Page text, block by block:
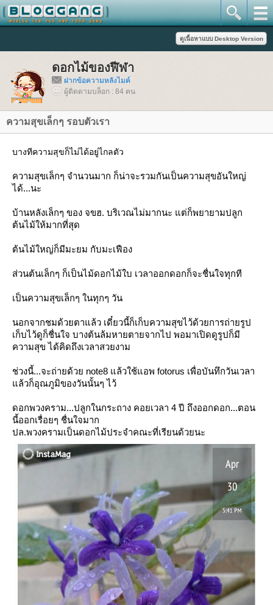
ดอกไม้ของฬีฬา
ฝากข้อความหลังไมค์
ผู้ติดตามบล็อก : 84 คน
ความสุขเล็กๆ รอบตัวเรา
บางทีความสุขก็ไม่ได้อยู่ไกลตัว
ความสุขเล็กๆ จำนวนมาก ก็น่าจะรวมกันเป็นความสุขอันใหญ่
ได้...นะ
บ้านหลังเล็กๆ ของ จขฮ. บริเวณไม่มากนะ แต่ก็พยายามปลูก
ต้นไม้ให้มากที่สุด
ต้นไม้ใหญ่ก็มีมะยม กับมะเฟือง
ส่วนต้นเล็กๆ ก็เป็นไม้ดอกไม้ใบ เวลาออกดอกก็จะชื่นใจทุกที
เป็นความสุขเล็กๆ ในทุกๆ วัน
นอกจากชมด้วยตาแล้ว เดี๋ยวนี้ก็เก็บความสุขไว้ด้วยการถ่ายรูป
เก็บไว้ดูก็ชื่นใจ บางต้นล้มหายตายจากไป พอมาเปิดดูรูปก็มี
ความสุข ได้คิดถึงเวลาสวยงาม
ช่วงนี้...จะถ่ายด้วย note8 แล้วใช้แอพ fotorus เพื่อบันทึกวันเวลา
ล้วก็อุณภูมิของวันนั้นๆ ไว้
ดอกพวงคราม...ปลูกในกระถาง คอยเวลา 4 ปี ถึงออกดอก...ตอน
นี้ออกเรื่อยๆ ชื่นใจมาก
ปล.พวงครามเป็นดอกไม้ประจำคณะที่เรียนด้วยนะ